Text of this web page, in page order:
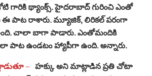
గారికి థ్యాంక్స్. హైదరాబాద్ గురించి ఎంతో
పాట రాశారు. మ్యూజిక్, లిరికల్ పరంగా
చాలా బాగా పాడారు. ఎంతోమందికి
పాట ఉండటం హ్యాపీగా ఉంది. అన్నారు.
– హక్కు అని మాట్లాడిన ప్రతి చోటా